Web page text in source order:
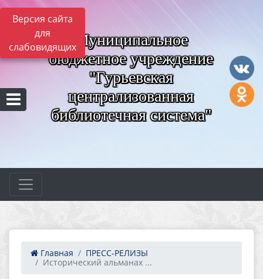
Версия сайта
для
слабовидящих Муниципальное
бюджетное учреждение
"Гурьевская
централизованная
библиотечная система"
Главная
ПРЕСС-РЕЛИЗЫ
Исторический альманах ...